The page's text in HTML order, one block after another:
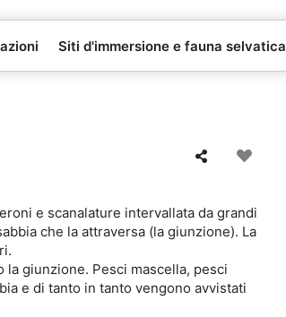
Siti d'immersione e fauna selvatica
e scanalature intervallata da grandi
che la attraversa (la giunzione). La
giunzione. Pesci mascella, pesci
e di tanto in tanto vengono avvistati